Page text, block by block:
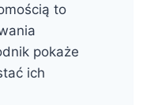
to
pokaże
ich